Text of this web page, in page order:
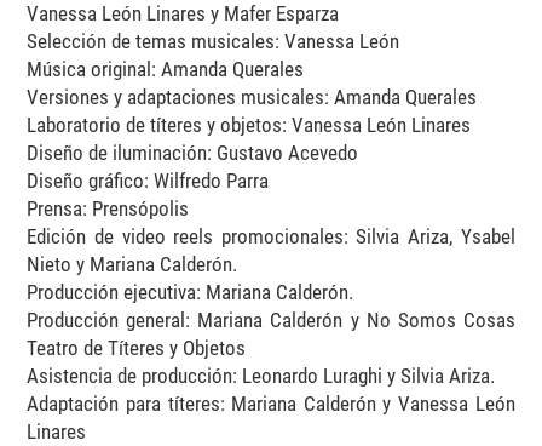
Vanessa León Linares y Mafer Esparza
Selección de temas musicales: Vanessa León
Música original: Amanda Querales
Versiones y adaptaciones musicales: Amanda Querales
Laboratorio de títeres y objetos: Vanessa León Linares
Diseño de iluminación: Gustavo Acevedo
Diseño gráfico: Wilfredo Parra
Prensa: Prensópolis
Edición de video reels promocionales: Silvia Ariza, Ysabel
Nieto y Mariana Calderón.
Producción ejecutiva: Mariana Calderón.
Producción general: Mariana Calderón y No Somos Cosas
Teatro de Títeres y Objetos
Asistencia de producción: Leonardo Luraghi y Silvia Ariza.
Adaptación para títeres: Mariana Calderón y Vanessa León
Linares